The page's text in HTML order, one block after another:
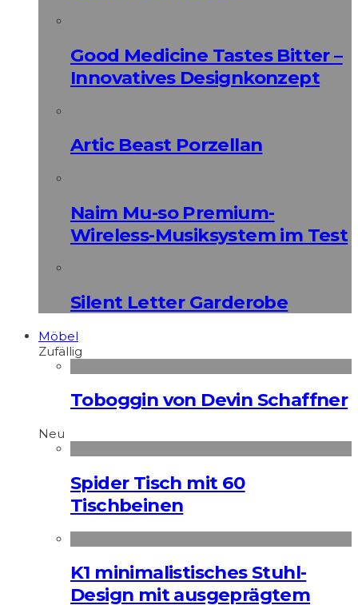
Good Medicine Tastes Bitter –
Innovatives Designkonzept
Artic Beast Porzellan
Naim Mu-so Premium-
Wireless-Musiksystem im Test
Silent Letter Garderobe
Möbel
Zufällig
Toboggin von Devin Schaffner
Neu
Spider Tisch mit 60
Tischbeinen
K1 minimalistisches Stuhl-
Design mit ausgeprägtem